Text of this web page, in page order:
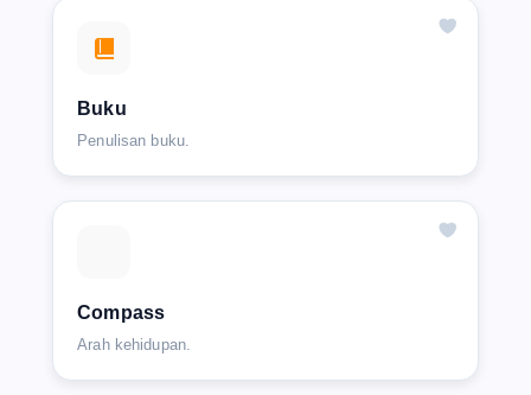
Buku
Penulisan buku.
Compass
Arah kehidupan.